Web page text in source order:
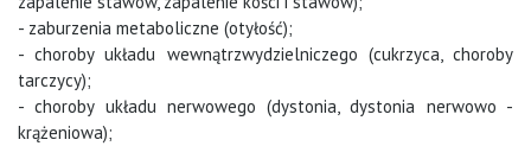
- zaburzenia metaboliczne (otyłość);
- choroby układu wewnątrzwydzielniczego (cukrzyca, choroby
tarczycy);
- choroby układu nerwowego (dystonia, dystonia nerwowo -
krążeniowa);